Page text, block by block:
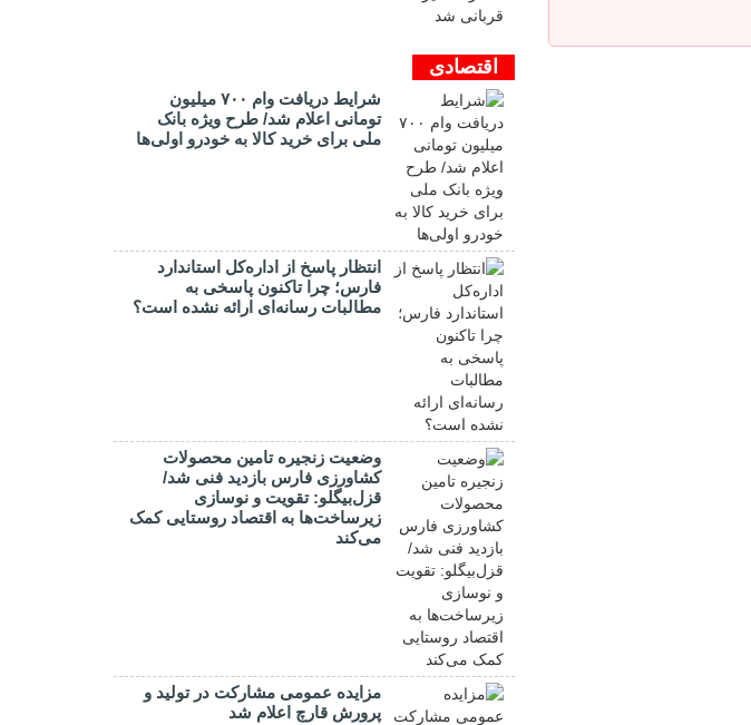
اقتصادی
شرایط دریافت وام ۷۰۰ میلیون
تومانی اعلام شد/ طرح ویژه بانک
ملی برای خرید کالا به خودرو اولی‌ها
انتظار پاسخ از اداره‌کل استاندارد
فارس؛ چرا تاکنون پاسخی به
مطالبات رسانه‌ای ارائه نشده است؟
وضعیت زنجیره تامین محصولات
کشاورزی فارس بازدید فنی شد/
قزل‌بیگلو: تقویت و نوسازی
زیرساخت‌ها به اقتصاد روستایی کمک
می‌کند
مزایده عمومی مشارکت در تولید و
پرورش قارچ اعلام شد